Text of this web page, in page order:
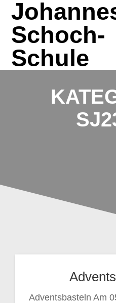
Schoch-
Schule
Adventsbasteln Am